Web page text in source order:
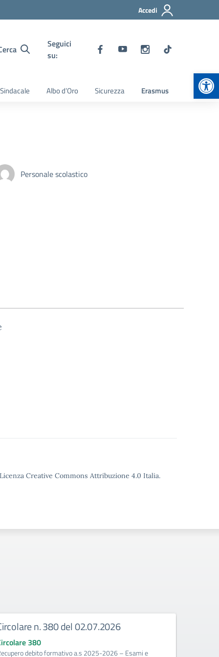
Accedi
Seguici
su:
Albo d’Oro Sicurezza Erasmus
Personale scolastico
Creative Commons Attribuzione 4.0 Italia.
n. 380 del 02.07.2026
380
debito formativo a.s 2025-2026 – Esami e